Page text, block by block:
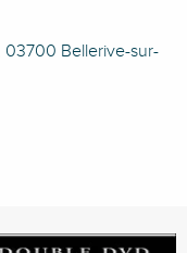
03700 Bellerive-sur-